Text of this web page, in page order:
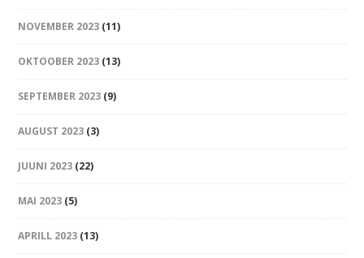
NOVEMBER 2023 (11)
OKTOOBER 2023 (13)
SEPTEMBER 2023 (9)
AUGUST 2023 (3)
JUUNI 2023 (22)
MAI 2023 (5)
APRILL 2023 (13)